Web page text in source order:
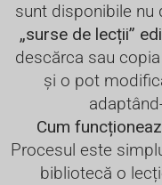
sunt disponibile nu
„surse de lecții”
descărca sau
și o pot
Cum
Procesul este
bibliotecă o